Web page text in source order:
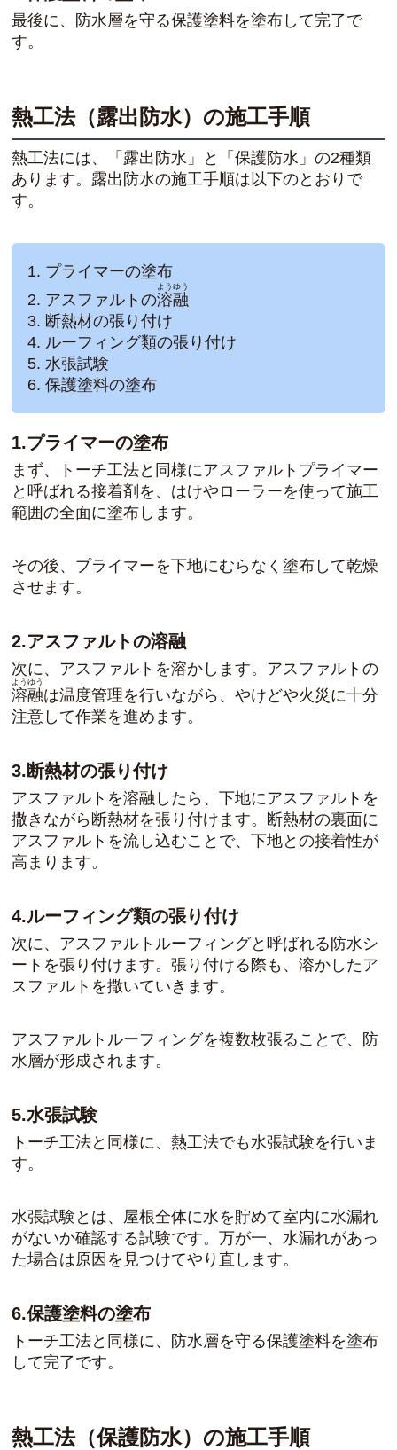
最後に、防水層を守る保護塗料を塗布して完了で
す。
熱工法（露出防水）の施工手順
熱工法には、「露出防水」と「保護防水」の2種類
あります。露出防水の施工手順は以下のとおりで
す。
プライマーの塗布
アスファルトの溶融
ようゆう
断熱材の張り付け
ルーフィング類の張り付け
水張試験
保護塗料の塗布
1.プライマーの塗布
まず、トーチ工法と同様にアスファルトプライマー
と呼ばれる接着剤を、はけやローラーを使って施工
範囲の全面に塗布します。
その後、プライマーを下地にむらなく塗布して乾燥
させます。
2.アスファルトの溶融
次に、アスファルトを溶かします。アスファルトの
溶融
ようゆう
は温度管理を行いながら、やけどや火災に十分
注意して作業を進めます。
3.断熱材の張り付け
アスファルトを溶融したら、下地にアスファルトを
撒きながら断熱材を張り付けます。断熱材の裏面に
アスファルトを流し込むことで、下地との接着性が
高まります。
4.ルーフィング類の張り付け
次に、アスファルトルーフィングと呼ばれる防水シ
ートを張り付けます。張り付ける際も、溶かしたア
スファルトを撒いていきます。
アスファルトルーフィングを複数枚張ることで、防
水層が形成されます。
5.水張試験
トーチ工法と同様に、熱工法でも水張試験を行いま
す。
水張試験とは、屋根全体に水を貯めて室内に水漏れ
がないか確認する試験です。万が一、水漏れがあっ
た場合は原因を見つけてやり直します。
6.保護塗料の塗布
トーチ工法と同様に、防水層を守る保護塗料を塗布
して完了です。
熱工法（保護防水）の施工手順